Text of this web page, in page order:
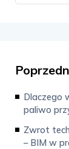
Dlaczego
paliwo
Zwrot
– BIM w